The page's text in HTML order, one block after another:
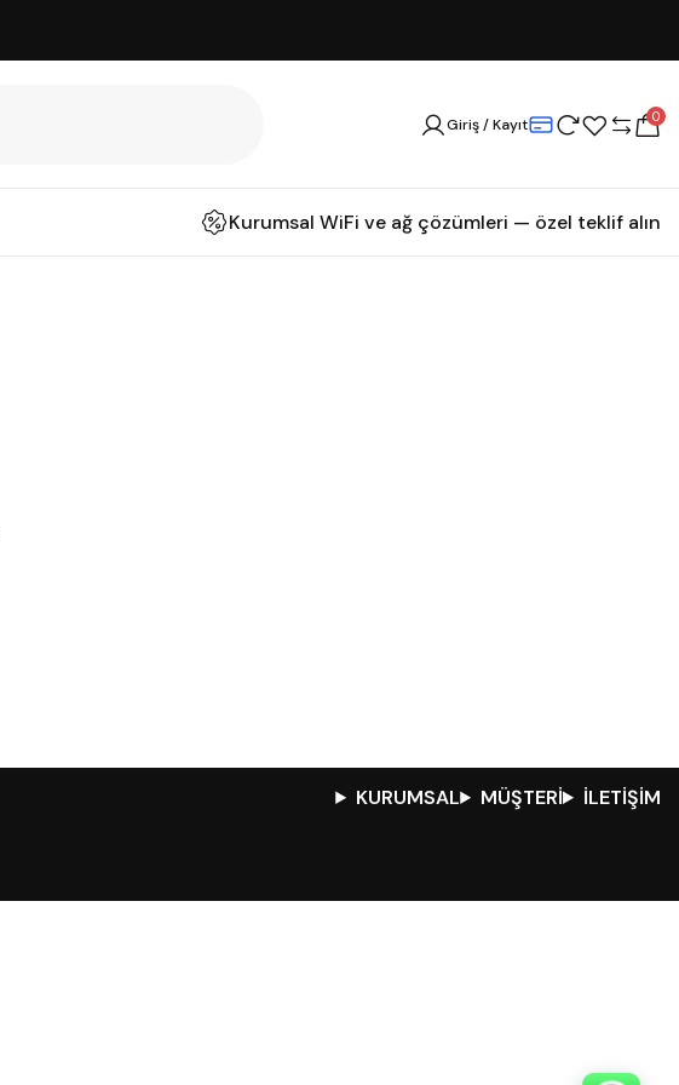
Giriş / Kayıt 0
Kurumsal WiFi ve ağ çözümleri — özel teklif alın
KURUMSAL MÜŞTERİ İLETİŞİM